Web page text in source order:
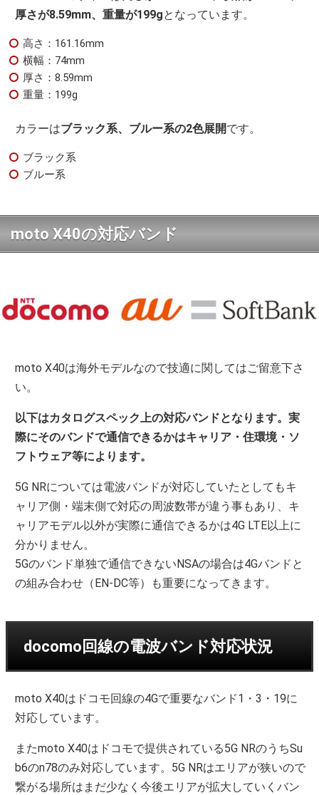
厚さが8.59mm、重量が199gとなっています。
高さ：161.16mm
横幅：74mm
厚さ：8.59mm
重量：199g
カラーはブラック系、ブルー系の2色展開です。
ブラック系
ブルー系
moto X40の対応バンド
moto X40は海外モデルなので技適に関してはご留意下さ
い。
以下はカタログスペック上の対応バンドとなります。実
際にそのバンドで通信できるかはキャリア・住環境・ソ
フトウェア等によります。
5G NRについては電波バンドが対応していたとしてもキ
ャリア側・端末側で対応の周波数帯が違う事もあり、キ
ャリアモデル以外が実際に通信できるかは4G LTE以上に
分かりません。
5Gのバンド単独で通信できないNSAの場合は4Gバンドと
の組み合わせ（EN-DC等）も重要になってきます。
docomo回線の電波バンド対応状況
moto X40はドコモ回線の4Gで重要なバンド1・3・19に
対応しています。
またmoto X40はドコモで提供されている5G NRのうちSu
b6のn78のみ対応しています。5G NRはエリアが狭いので
繋がる場所はまだ少なく今後エリアが拡大していくバン